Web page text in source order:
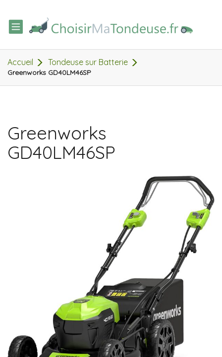
TOGGLE
NAVIGATION
Accueil Tondeuse sur Batterie
Greenworks GD40LM46SP
Greenworks
GD40LM46SP